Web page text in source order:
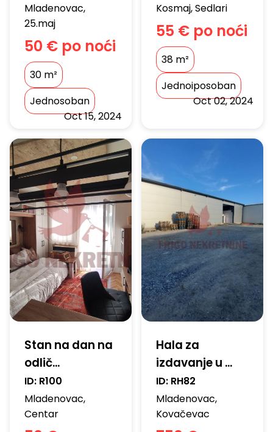
Mladenovac,
25.maj
50 € po noći
30 m²
Jednosoban
Oct 15, 2024
Kosmaj,Sedlari
55 € po noći
38 m²
Jednoiposoban
Oct 02, 2024
Stan na dan na
odlič...
ID: R100
Mladenovac,
Centar
Hala za
izdavanje u ...
ID: RH82
Mladenovac,
Kovačevac